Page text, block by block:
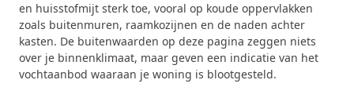
en huisstofmijt sterk toe, vooral op koude oppervlakken
zoals buitenmuren, raamkozijnen en de naden achter
kasten. De buitenwaarden op deze pagina zeggen niets
over je binnenklimaat, maar geven een indicatie van het
vochtaanbod waaraan je woning is blootgesteld.